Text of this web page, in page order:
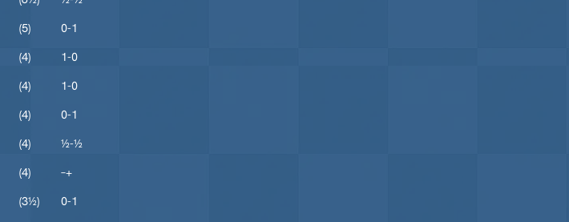
(5)
0-1
(4)
1-0
(4)
1-0
(4)
0-1
(4)
½-½
(4)
–+
(3½)
0-1